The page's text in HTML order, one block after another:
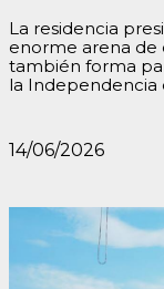
La residencia
enorme arena
también forma
la Independencia
14/06/2026